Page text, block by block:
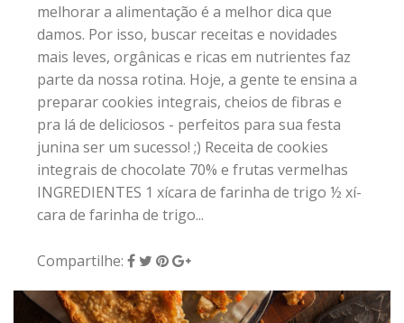
melhorar a alimentação é a melhor dica que
damos. Por isso, buscar receitas e novidades
mais leves, orgânicas e ricas em nutrientes faz
parte da nossa rotina. Hoje, a gente te ensina a
preparar cookies integrais, cheios de fibras e
pra lá de deliciosos - perfeitos para sua festa
junina ser um sucesso! ;) Receita de cookies
integrais de chocolate 70% e frutas vermelhas
INGREDIENTES 1 xícara de farinha de trigo ½ xí­
cara de farinha de trigo...
Compartilhe: